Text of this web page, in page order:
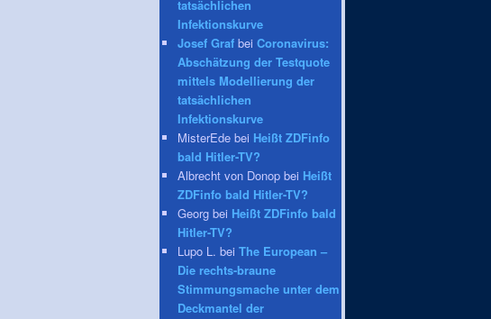
tatsächlichen
Infektionskurve
Josef Graf bei Coronavirus:
Abschätzung der Testquote
mittels Modellierung der
tatsächlichen
Infektionskurve
MisterEde bei Heißt ZDFinfo
bald Hitler-TV?
Albrecht von Donop bei Heißt
ZDFinfo bald Hitler-TV?
Georg bei Heißt ZDFinfo bald
Hitler-TV?
Lupo L. bei The European –
Die rechts-braune
Stimmungsmache unter dem
Deckmantel der